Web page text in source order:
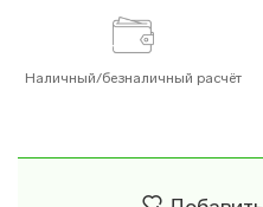
Наличный/безналичный расчёт